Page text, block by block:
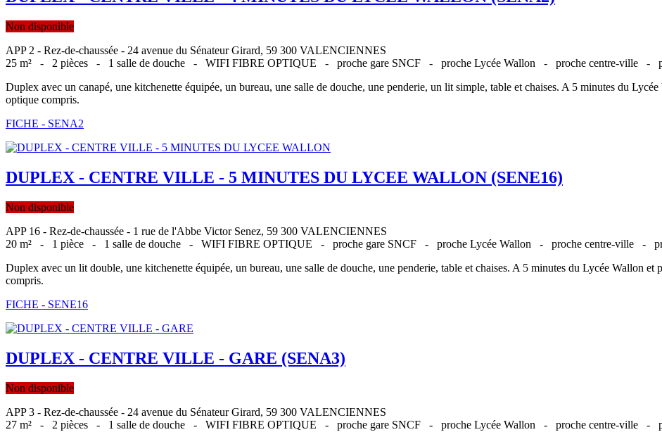
Non disponible
APP 2 - Rez-de-chaussée - 24 avenue du Sénateur Girard, 59 300 VALENCIENNES
25 m² - 2 pièces - 1 salle de douche - WIFI FIBRE OPTIQUE - proche gare SNCF - proche Lycée Wallon - proche centre-ville -
Duplex avec un canapé, une kitchenette équipée, un bureau, une salle de douche, une penderie, un lit simple, table et chaises. A 5 minutes du
optique compris.
FICHE - SENA2
DUPLEX - CENTRE VILLE - 5 MINUTES DU LYCEE WALLON (SENE16)
Non disponible
APP 16 - Rez-de-chaussée - 1 rue de l'Abbe Victor Senez, 59 300 VALENCIENNES
20 m² - 1 pièce - 1 salle de douche - WIFI FIBRE OPTIQUE - proche gare SNCF - proche Lycée Wallon - proche centre-ville -
Duplex avec un lit double, une kitchenette équipée, un bureau, une salle de douche, une penderie, table et chaises. A 5 minutes du Lycée Wallon
compris.
FICHE - SENE16
DUPLEX - CENTRE VILLE - GARE (SENA3)
Non disponible
APP 3 - Rez-de-chaussée - 24 avenue du Sénateur Girard, 59 300 VALENCIENNES
27 m² - 2 pièces - 1 salle de douche - WIFI FIBRE OPTIQUE - proche gare SNCF - proche Lycée Wallon - proche centre-ville -